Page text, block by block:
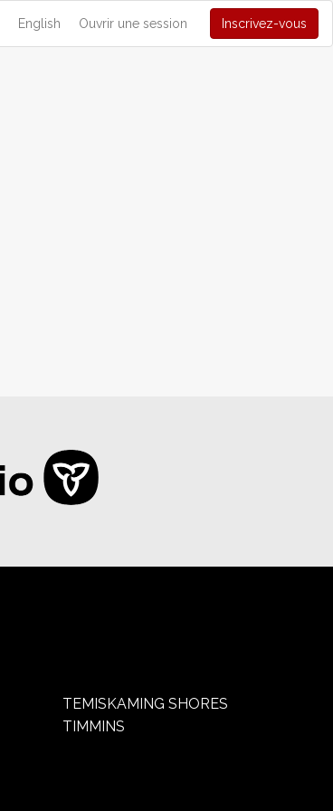
English Ouvrir une session Inscrivez-vous
TEMISKAMING SHORES
TIMMINS